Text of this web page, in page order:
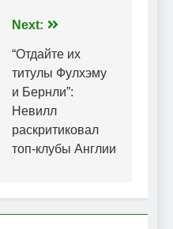
Next:
“Отдайте их
титулы Фулхэму
и Бернли”:
Невилл
раскритиковал
топ-клубы Англии